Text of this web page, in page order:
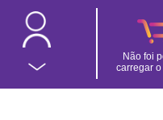
Não foi
carregar